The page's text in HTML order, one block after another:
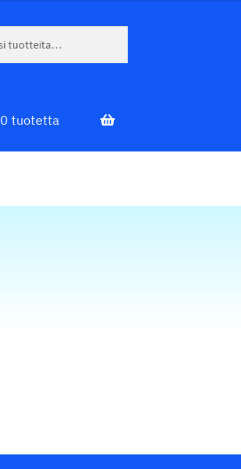
0 tuotetta